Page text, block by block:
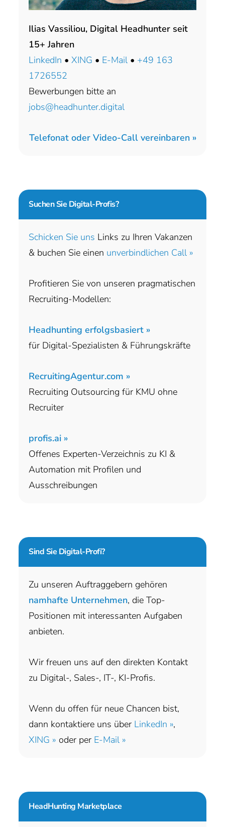
Ilias Vassiliou, Digital Headhunter seit
15+ Jahren
LinkedIn •XING • E-Mail • +49 163
1726552
Bewerbungen bitte an
jobs@headhunter.digital
Telefonat oder Video-Call vereinbaren »
Suchen Sie Digital-Profis?
Schicken Sie uns Links zu Ihren Vakanzen
& buchen Sie einen unverbindlichen Call »
Profitieren Sie von unseren pragmatischen
Recruiting-Modellen:
Headhunting erfolgsbasiert »
für Digital-Spezialisten & Führungskräfte
RecruitingAgentur.com »
Recruiting Outsourcing für KMU ohne
Recruiter
profis.ai »
Offenes Experten-Verzeichnis zu KI &
Automation mit Profilen und
Ausschreibungen
Sind Sie Digital-Profi?
Zu unseren Auftraggebern gehören
namhafte Unternehmen, die Top-
Positionen mit interessanten Aufgaben
anbieten.
Wir freuen uns auf den direkten Kontakt
zu Digital-, Sales-, IT-, KI-Profis.
Wenn du offen für neue Chancen bist,
dann kontaktiere uns über LinkedIn »,
XING » oder per E-Mail »
HeadHunting Marketplace